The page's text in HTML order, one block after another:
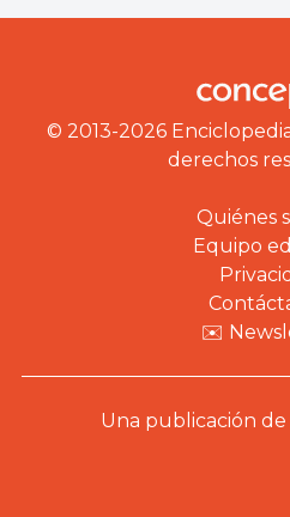
© 2013-2026
derechos
Quiénes
Equipo
✉️
Una publicación de